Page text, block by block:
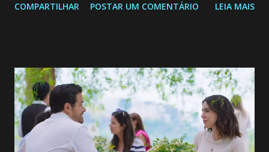
de 25/05/26 a 31/05/26 JOANA GUADALUPE (Camila
permanecer virgem até encontrar o homem que realmente
ama, o que não é fácil, já que dedica todas as suas energias a
se aprimorar, trabalhando, estudando e se orgulhando de
ser a primeira mulher da família a ingressar na
universidade. Ela tem uma personalidade muito alegre, é
COMPARTILHAR POSTAR UM COMENTÁRIO LEIA MAIS